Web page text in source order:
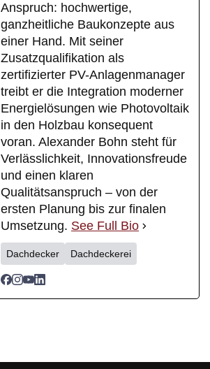
Anspruch: hochwertige,
ganzheitliche Baukonzepte aus
einer Hand. Mit seiner
Zusatzqualifikation als
zertifizierter PV-Anlagenmanager
treibt er die Integration moderner
Energielösungen wie Photovoltaik
in den Holzbau konsequent
voran. Alexander Bohn steht für
Verlässlichkeit, Innovationsfreude
und einen klaren
Qualitätsanspruch – von der
ersten Planung bis zur finalen
Umsetzung. See Full Bio
Dachdecker Dachdeckerei